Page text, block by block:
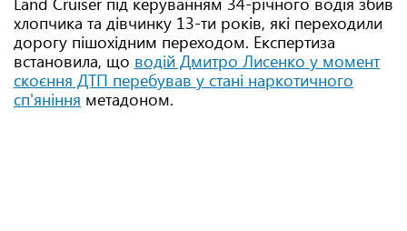
хлопчика та дівчинку 13-ти років, які переходили
дорогу пішохідним переходом. Експертиза
встановила, що водій Дмитро Лисенко у момент
скоєння ДТП перебував у стані наркотичного
сп'яніння метадоном.